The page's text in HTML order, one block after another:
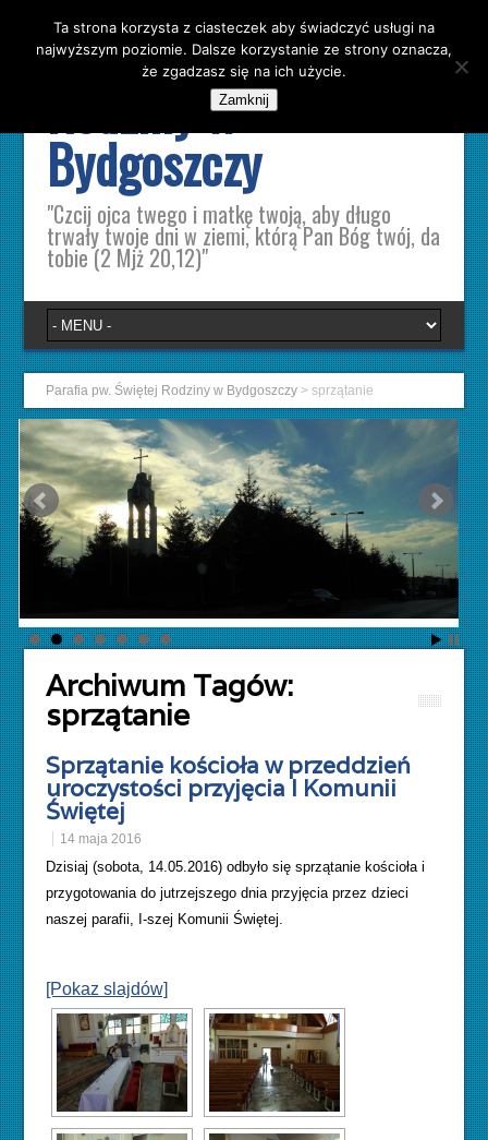
Parafia pw. Świętej
Rodziny w
Bydgoszczy
"Czcij ojca twego i matkę twoją, aby długo
trwały twoje dni w ziemi, którą Pan Bóg twój, da
tobie (2 Mjż 20,12)"
Parafia pw. Świętej Rodziny w Bydgoszczy >sprzątanie
Archiwum Tagów:
sprzątanie
Sprzątanie kościoła w przeddzień
uroczystości przyjęcia I Komunii
Świętej
14 maja 2016
Dzisiaj (sobota, 14.05.2016) odbyło się sprzątanie kościoła i
przygotowania do jutrzejszego dnia przyjęcia przez dzieci
naszej parafii, I-szej Komunii Świętej.
[Pokaz slajdów]
Ta strona korzysta z ciasteczek aby świadczyć usługi na
najwyższym poziomie. Dalsze korzystanie ze strony oznacza,
że zgadzasz się na ich użycie.
Zamknij